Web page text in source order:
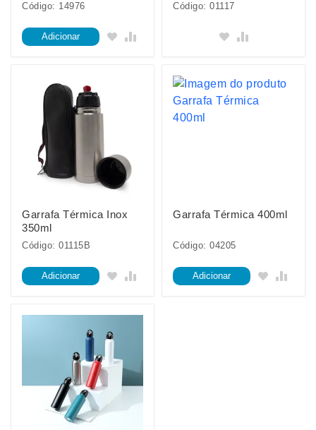
Código: 14976
Adicionar
Código: 01117
Garrafa Térmica Inox
350ml
Código: 01115B
Adicionar
Garrafa Térmica 400ml
Código: 04205
Adicionar